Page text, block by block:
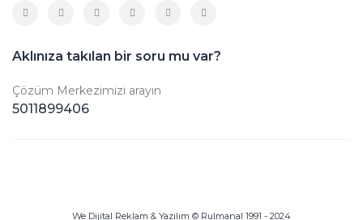
Aklınıza takılan bir soru mu var?
Çözüm Merkezimizi arayın
5011899406
We Dijital Reklam & Yazılım © Rulmanal 1991 - 2024